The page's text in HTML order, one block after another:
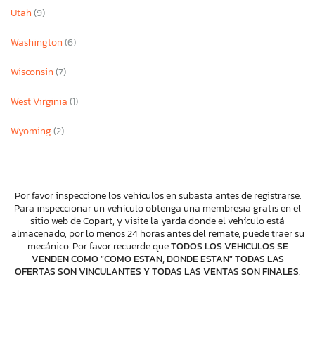
Utah(9)
Washington(6)
Wisconsin(7)
West Virginia(1)
Wyoming(2)
Por favor inspeccione los vehículos en subasta antes de registrarse.
Para inspeccionar un vehículo obtenga una membresia gratis en el
sitio web de Copart, y visite la yarda donde el vehículo está
almacenado, por lo menos 24 horas antes del remate, puede traer su
mecánico. Por favor recuerde queTODOS LOS VEHICULOS SE
VENDEN COMO "COMO ESTAN, DONDE ESTAN" TODAS LAS
OFERTAS SON VINCULANTES Y TODAS LAS VENTAS SON FINALES.